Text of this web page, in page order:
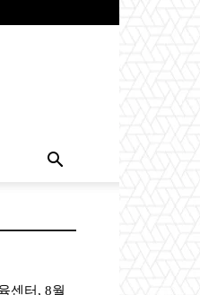
센터, 8월